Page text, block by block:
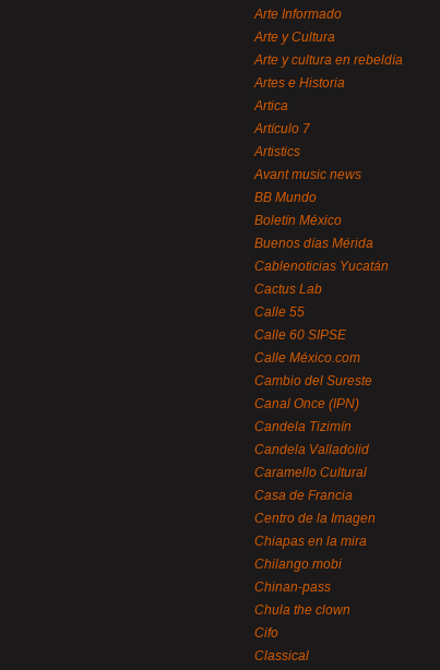
Arte Informado
Arte y Cultura
Arte y cultura en rebeldía
Artes e Historia
Artica
Artículo 7
Artistics
Avant music news
BB Mundo
Boletín México
Buenos días Mérida
Cablenoticias Yucatán
Cactus Lab
Calle 55
Calle 60 SIPSE
Calle México.com
Cambio del Sureste
Canal Once (IPN)
Candela Tizimín
Candela Valladolid
Caramello Cultural
Casa de Francia
Centro de la Imagen
Chiapas en la mira
Chilango.mobi
Chinan-pass
Chula the clown
Cifo
Classical